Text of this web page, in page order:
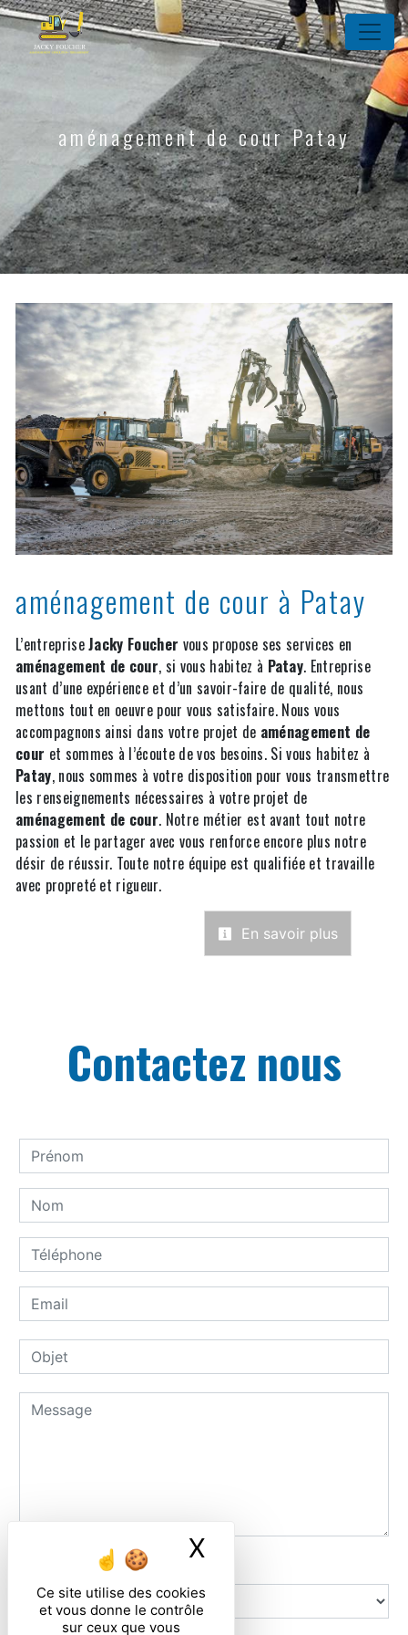
Panneau de gestion des cookies
Ce site utilise des cookies
et vous donne le contrôle
sur ceux que vous
X
aménagement de cour Patay
aménagement de cour à Patay
L’entrepriseJacky Foucher vous propose ses services en
aménagement de cour, si vous habitez à Patay. Entreprise
usant d’une expérience et d’un savoir-faire de qualité, nous
mettons tout en oeuvre pour vous satisfaire. Nous vous
accompagnons ainsi dans votre projet de aménagement de
cour et sommes à l’écoute de vos besoins. Si vous habitez à
Patay, nous sommes à votre disposition pour vous transmettre
les renseignements nécessaires à votre projet de
aménagement de cour. Notre métier est avant tout notre
passion et le partager avec vous renforce encore plus notre
désir de réussir. Toute notre équipe est qualifiée et travaille
avec propreté et rigueur.
En savoir plus
Contactez nous
Combien font huit plus un